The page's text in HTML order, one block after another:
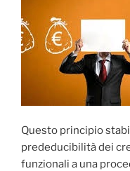
b
o
t
t
e
r
k
d
I
n
p
p
d
v
i
d
Questo principio
prededucibilità dei
funzionali a una